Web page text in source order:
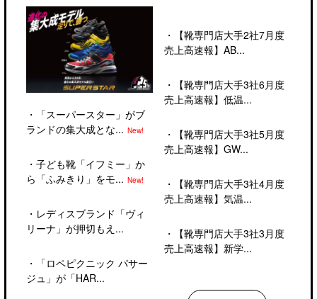
・
「スーパースター」がブ
ランドの集大成とな... New!
・ 子ども靴「イフミー」か
ら「ふみきり」をモ... New!
・ レディスブランド「ヴィ
リーナ」が押切もえ...
・
「ロペピクニック パサー
ジュ」が「HAR...
・
【靴専門店大手2社7月度
売上高速報】AB...
・
【靴専門店大手3社6月度
売上高速報】低温...
・
【靴専門店大手3社5月度
売上高速報】GW...
・
【靴専門店大手3社4月度
売上高速報】気温...
・
【靴専門店大手3社3月度
売上高速報】新学...